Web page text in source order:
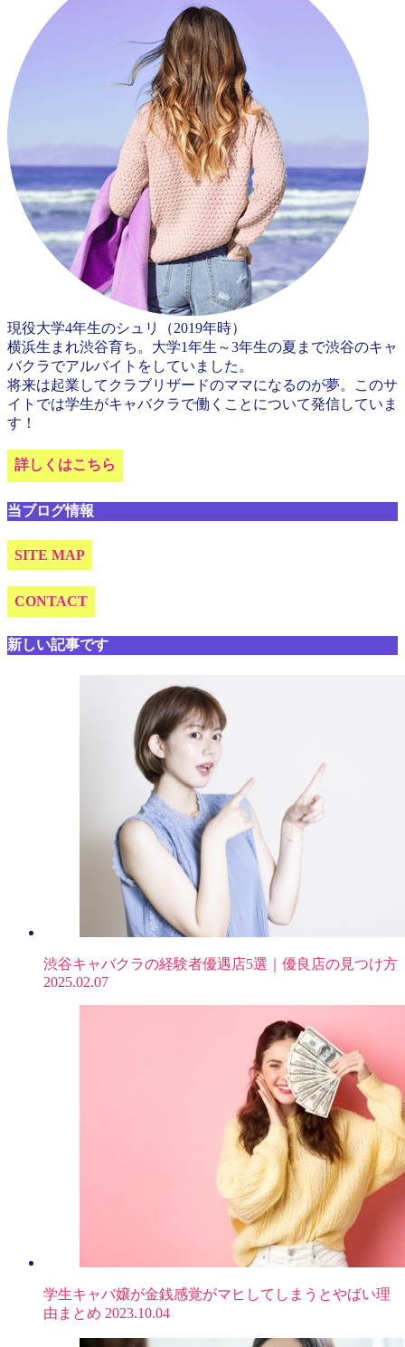
現役大学4年生のシュリ（2019年時）
横浜生まれ渋谷育ち。大学1年生～3年生の夏まで渋谷のキャ
バクラでアルバイトをしていました。
将来は起業してクラブリザードのママになるのが夢。このサ
イトでは学生がキャバクラで働くことについて発信していま
す！
詳しくはこちら
当ブログ情報
SITE MAP
CONTACT
新しい記事です
渋谷キャバクラの経験者優遇店5選｜優良店の見つけ方
2025.02.07
学生キャバ嬢が金銭感覚がマヒしてしまうとやばい理
由まとめ 2023.10.04